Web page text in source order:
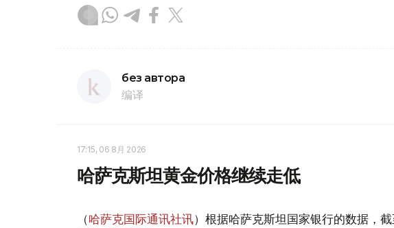
без автора
编译
17:15, 06 8月 2026
哈萨克斯坦黄金价格继续走低
（哈萨克国际通讯社讯）根据哈萨克斯坦国家银行的数据，